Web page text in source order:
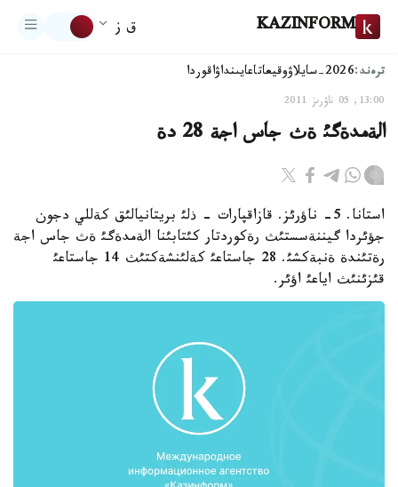
KAZINFORM ق ز
ترەند:2026-سايلاۋ وقيعاتاعايىنداۋاقوردا
13:00, 05 ناۋرىز 2011
الةمدةگئ ةث جاس اجة 28 دة
استانا. 5- ناؤرئز. قازاقپارات - ذلئ بريتانيالئق كةللي دجون
جؤئردا گيننةسستئث رةكوردتار كئتابئنا الةمدةگئ ةث جاس اجة
رةتئندة ةنبةكشئ. 28 جاستاعئ كةلئنشةكتئث 14 جاستاعئ
قئزئنئث اياعئ اؤئر.